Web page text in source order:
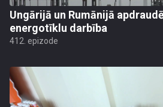
Ungārijā un Rumānijā
energotīklu darbība
412. epizode